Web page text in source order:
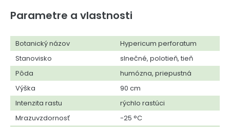
Parametre a vlastnosti
Botanický názov
Hypericum perforatum
Stanovisko
slnečné, polotieň, tieň
Pôda
humózna, priepustná
Výška
90 cm
Intenzita rastu
rýchlo rastúci
Mrazuvzdornosť
-25 °C